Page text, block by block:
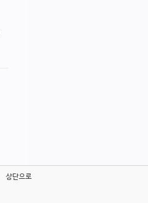
상단으로